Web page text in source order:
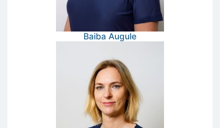
Baiba Augule